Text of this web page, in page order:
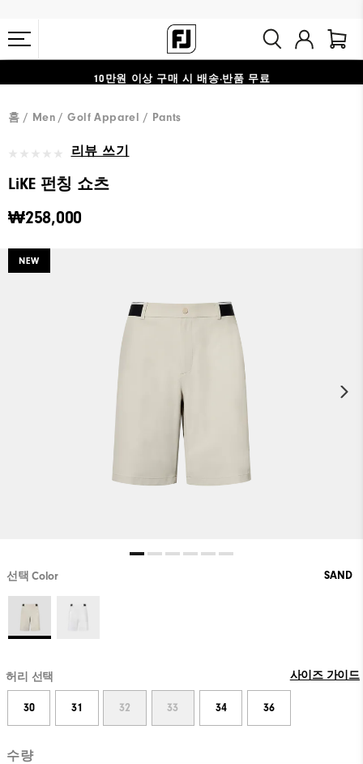
#1 SHOE IN GOLF #1 GLOVE IN GOLF
10만원 이상 구매 시 배송·반품 무료
홈 Men Golf Apparel Pants
리뷰 쓰기
LiKE 펀칭 쇼츠
₩258,000
NEW
선택 Color SAND
허리 선택 사이즈 가이드
30 31 32 33 34 36
수량